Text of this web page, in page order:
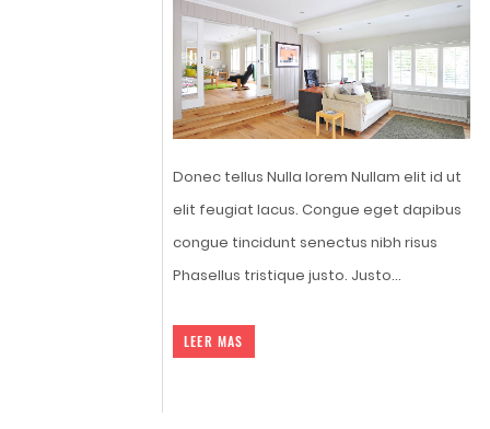
Donec tellus Nulla lorem Nullam elit id ut
elit feugiat lacus. Congue eget dapibus
congue tincidunt senectus nibh risus
Phasellus tristique justo. Justo...
LEER MAS